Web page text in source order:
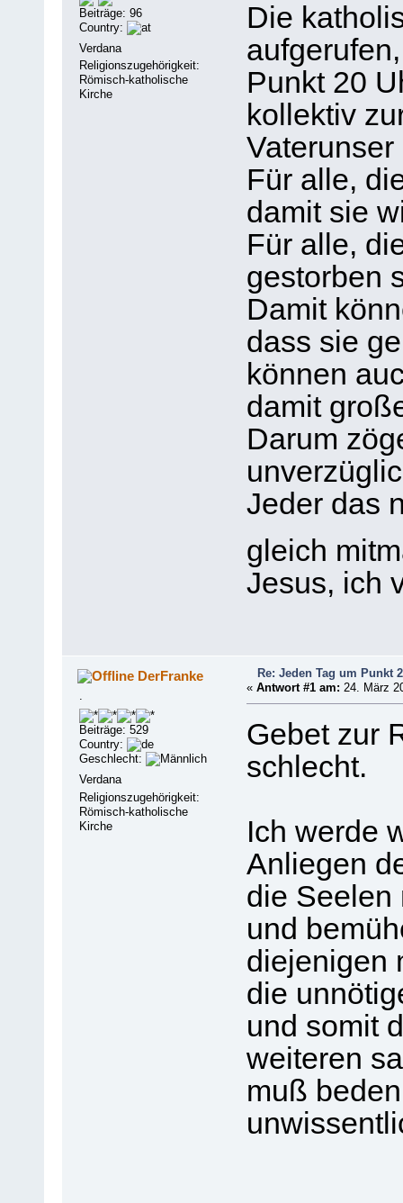
Beiträge: 96
Country:
Verdana
Religionszugehörigkeit:
Römisch-katholische
Kirche
Die
Punkt 20
kollektiv
Für alle,
damit sie
Für alle,
gestorben
Damit
dass sie
können
damit
Darum
Jeder das
gleich
Jesus, ich
DerFranke
Beiträge: 529
Country:
Geschlecht:
Verdana
Religionszugehörigkeit:
Römisch-katholische
Kirche
Re: Jeden Tag um Punkt
« Antwort #1 am: 24. März
Gebet zur
schlecht.
Ich werde
Anliegen
die
und
diejenigen
die
und somit
weiteren
muß